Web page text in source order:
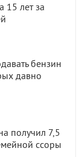
15 лет за
бензин
давно
получил 7,5
ссоры